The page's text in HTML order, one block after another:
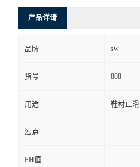
产品详请
品牌 sw
货号 888
用途 鞋材止滑
浊点
PH值